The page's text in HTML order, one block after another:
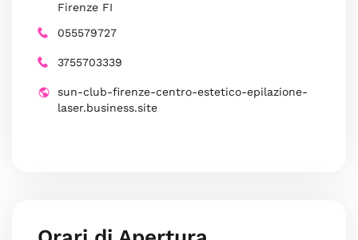
Firenze FI
055579727
3755703339
sun-club-firenze-centro-estetico-epilazione-
laser.business.site